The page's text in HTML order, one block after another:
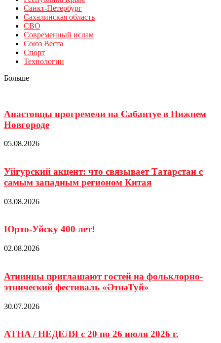
Санкт-Петербург
Сахалинская область
СВО
Современный ислам
Союз Веста
Спорт
Технологии
Больше
Апастовцы прогремели на Сабантуе в Нижнем
Новгороде
05.08.2026
Уйгурский акцент: что связывает Татарстан с
самым западным регионом Китая
03.08.2026
Юрто-Уйску 400 лет!
02.08.2026
Атнинцы приглашают гостей на фольклорно-
этнический фестиваль «ӘтнәТуй»
30.07.2026
ATHA / НЕДЕЛЯ с 20 по 26 июля 2026 г.